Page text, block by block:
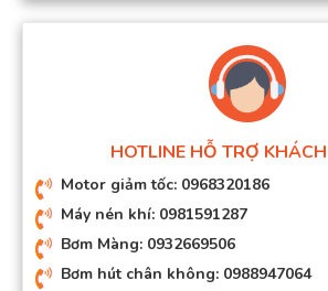
HOTLINE HỖ TRỢ
Motor giảm tốc: 0968320186
Máy nén khí: 0981591287
Bơm Màng: 0932669506
Bơm hút chân không: 0988947064